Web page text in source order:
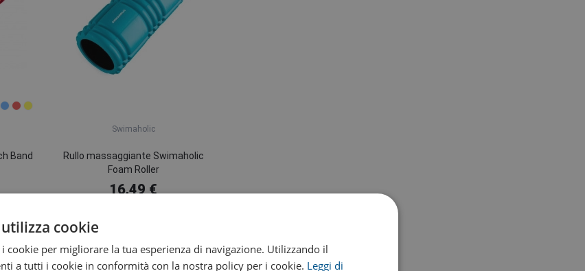
Band
Swimaholic
Rullo massaggiante Swimaholic
Foam Roller
16,49 €
cookie
cookie per migliorare la tua esperienza di navigazione. Utilizzando il
a tutti i cookie in conformità con la nostra policy per i cookie. Leggi di